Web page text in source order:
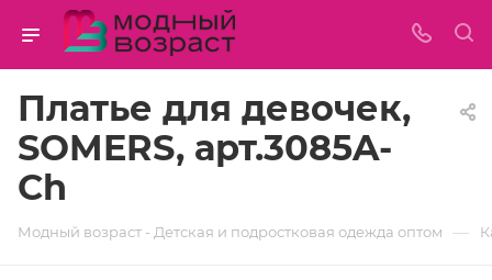
Платье для девочек,
SOMERS, арт.3085A-
Ch
Модный возраст - Детская и подростковая одежда оптом —